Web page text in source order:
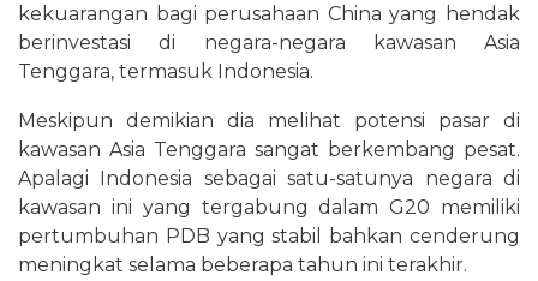
kekuarangan bagi perusahaan China yang hendak
berinvestasi di negara-negara kawasan Asia
Tenggara, termasuk Indonesia.
Meskipun demikian dia melihat potensi pasar di
kawasan Asia Tenggara sangat berkembang pesat.
Apalagi Indonesia sebagai satu-satunya negara di
kawasan ini yang tergabung dalam G20 memiliki
pertumbuhan PDB yang stabil bahkan cenderung
meningkat selama beberapa tahun ini terakhir.